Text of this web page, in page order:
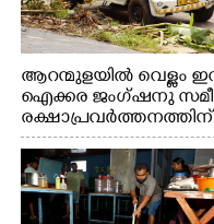
ആറന്മുളയിൽ വെള്ളം
ഐക്കര ജംഗ്ഷനു
രക്ഷാപ്രവർത്തനത്തിന്
ബോട്ടുകൾ